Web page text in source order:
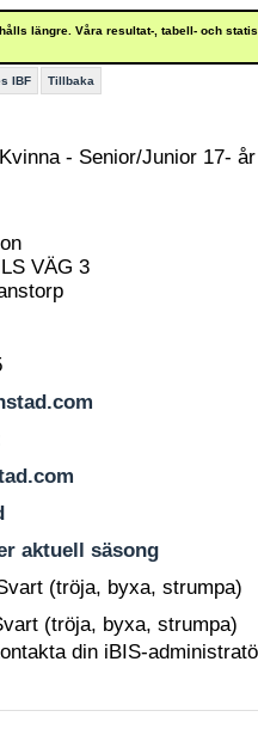
längre. Våra resultat-, tabell- och
IBF Tillbaka
- Senior/Junior 17- år
VÄG 3
aktuell säsong
(tröja, byxa, strumpa)
(tröja, byxa, strumpa)
din iBIS-